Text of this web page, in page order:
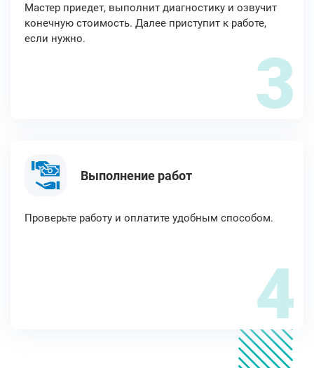
Мастер приедет, выполнит диагностику и озвучит
конечную стоимость. Далее приступит к работе,
если нужно.
3
Выполнение работ
Проверьте работу и оплатите удобным способом.
4